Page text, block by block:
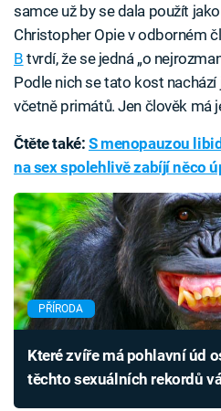
samce už by se dala použít
Christopher Opie v odborném
B tvrdí, že se jedná „o
Podle nich se tato kost
včetně primátů. Jen člověk má
Čtěte také: S menopauzou
na sex spolehlivě zabíjí něco
PŘÍRODA
Které zvíře má pohlavní úd
těchto sexuálních rekordů